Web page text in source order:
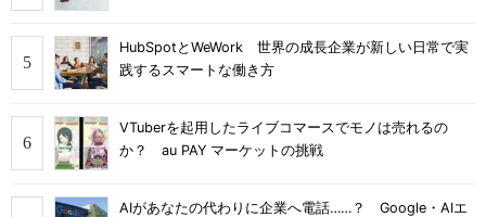
HubSpotとWeWork 世界の成長企業が新しい日常で実
践するスマートな働き方
VTuberを起用したライブコマースでモノは売れるの
か？ au PAY マーケットの挑戦
AIがあなたの代わりに企業へ電話……？ Google・AIエ